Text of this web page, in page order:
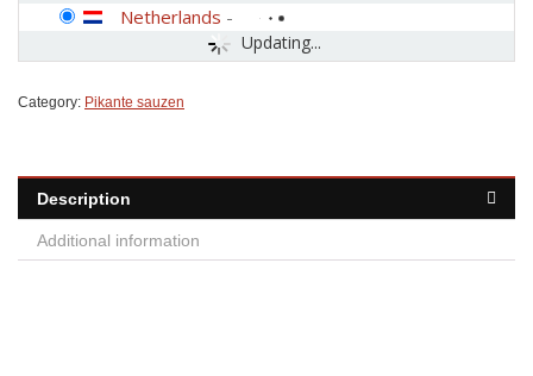
Updating...
Netherlands -
Category: Pikante sauzen
Description
Additional information